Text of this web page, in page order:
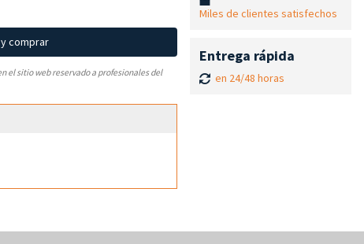
comprar
el sitio web reservado a profesionales del
Miles de clientes satisfechos
Entrega rápida
en 24/48 horas